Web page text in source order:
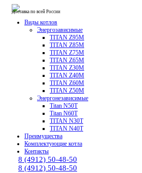
Доставка по всей России
Виды котлов
Энергозависимые
TITAN Z95M
TITAN Z85M
TITAN Z75M
TITAN Z65M
TITAN Z30M
TITAN Z40M
TITAN Z60M
TITAN Z50M
Энергонезависимые
Titan N50T
Titan N60T
TITAN N30T
TITAN N40T
Преимущества
Комплектующие котла
Контакты
8 (4912) 50-48-50
8 (4912) 50-48-50